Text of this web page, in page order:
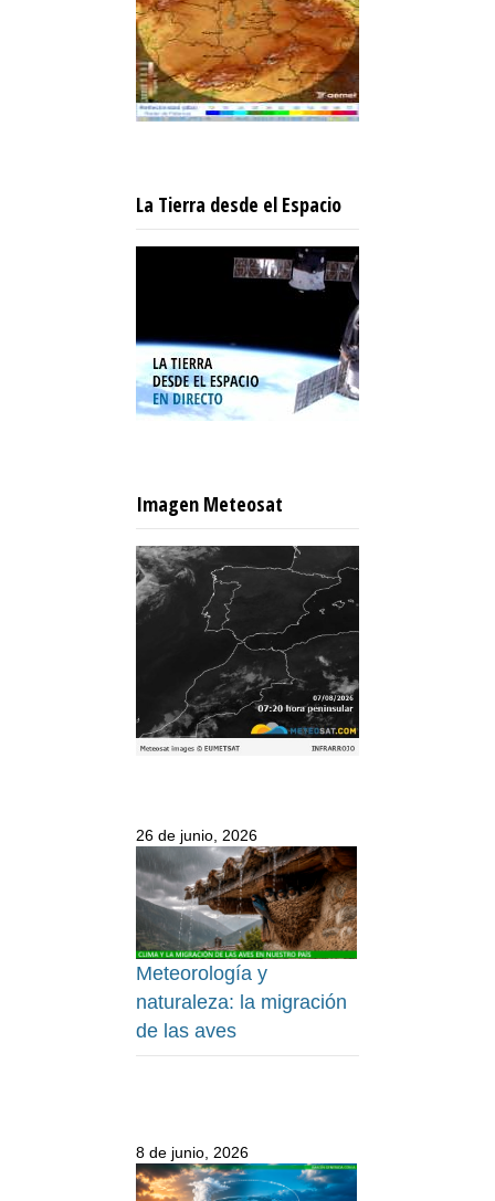
La Tierra desde el Espacio
Imagen Meteosat
26 de junio, 2026
Meteorología y
naturaleza: la migración
de las aves
8 de junio, 2026